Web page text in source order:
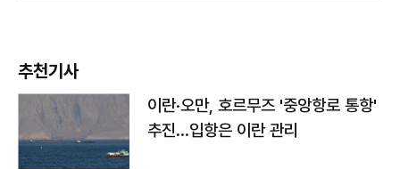
추천기사
이란·오만, 호르무즈 '중앙항로 통항'
추진…입항은 이란 관리